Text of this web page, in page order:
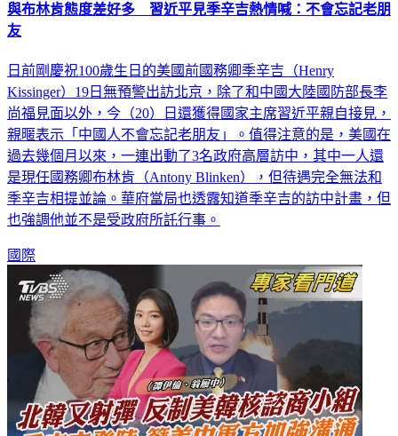
與布林肯態度差好多 習近平見季辛吉熱情喊：不會忘記老朋
友
日前剛慶祝100歲生日的美國前國務卿季辛吉（Henry
Kissinger）19日無預警出訪北京，除了和中國大陸國防部長李
尚福見面以外，今（20）日還獲得國家主席習近平親自接見，
親暱表示「中國人不會忘記老朋友」。值得注意的是，美國在
過去幾個月以來，一連出動了3名政府高層訪中，其中一人還
是現任國務卿布林肯（Antony Blinken），但待遇完全無法和
季辛吉相提並論。華府當局也透露知道季辛吉的訪中計畫，但
也強調他並不是受政府所託行事。
國際